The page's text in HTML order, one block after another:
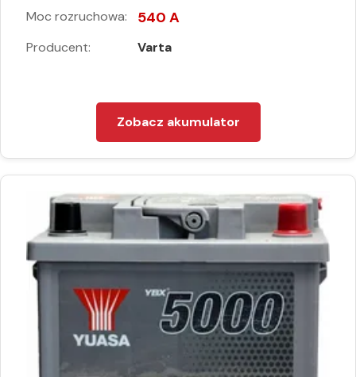
Moc rozruchowa: 540 A
Producent: Varta
Zobacz akumulator